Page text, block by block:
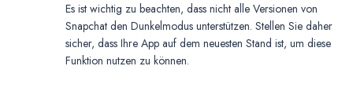
Es ist wichtig zu beachten, dass nicht alle Versionen von
Snapchat den Dunkelmodus unterstützen. Stellen Sie daher
sicher, dass Ihre App auf dem neuesten Stand ist, um diese
Funktion nutzen zu können.